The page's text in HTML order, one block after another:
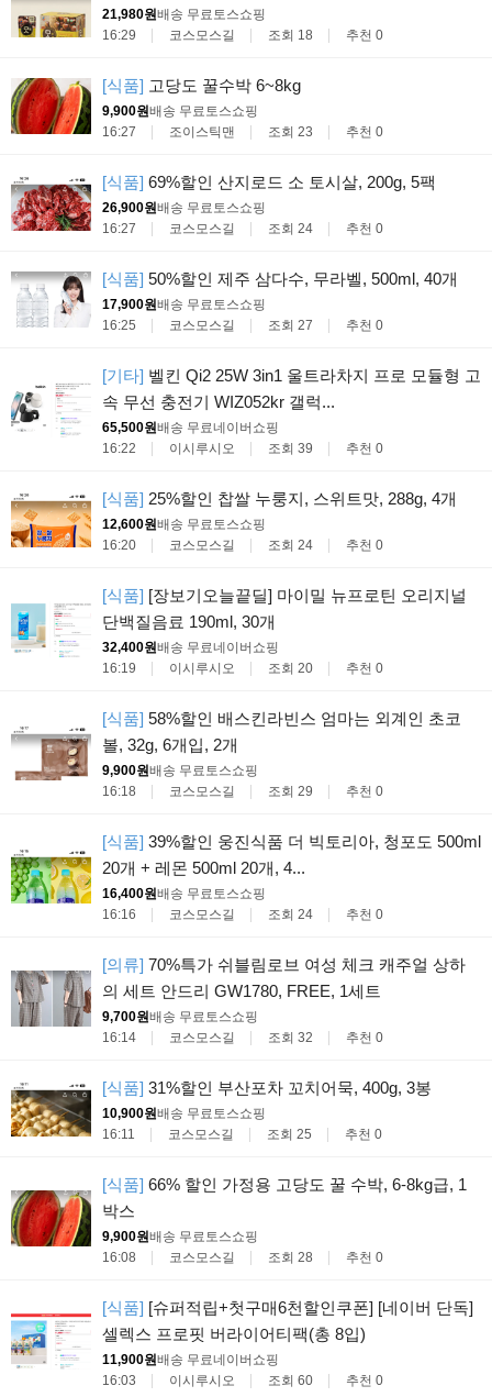
21,980원배송 무료토스쇼핑
16:29
코스모스길 조회 18 추천 0
[식품] 고당도 꿀수박 6~8kg
9,900원배송 무료토스쇼핑
16:27
조이스틱맨 조회 23 추천 0
[식품] 69%할인 산지로드 소 토시살, 200g, 5팩
26,900원배송 무료토스쇼핑
16:27
코스모스길 조회 24 추천 0
[식품] 50%할인 제주 삼다수, 무라벨, 500ml, 40개
17,900원배송 무료토스쇼핑
16:25
코스모스길 조회 27 추천 0
[기타] 벨킨 Qi2 25W 3in1 울트라차지 프로 모듈형 고
속 무선 충전기 WIZ052kr 갤럭...
65,500원배송 무료네이버쇼핑
16:22
이시루시오 조회 39 추천 0
[식품] 25%할인 찹쌀 누룽지, 스위트맛, 288g, 4개
12,600원배송 무료토스쇼핑
16:20
코스모스길 조회 24 추천 0
[식품] [장보기오늘끝딜] 마이밀 뉴프로틴 오리지널
단백질음료 190ml, 30개
32,400원배송 무료네이버쇼핑
16:19
이시루시오 조회 20 추천 0
[식품] 58%할인 배스킨라빈스 엄마는 외계인 초코
볼, 32g, 6개입, 2개
9,900원배송 무료토스쇼핑
16:18
코스모스길 조회 29 추천 0
[식품] 39%할인 웅진식품 더 빅토리아, 청포도 500ml
20개 + 레몬 500ml 20개, 4...
16,400원배송 무료토스쇼핑
16:16
코스모스길 조회 24 추천 0
[의류] 70%특가 쉬블림로브 여성 체크 캐주얼 상하
의 세트 안드리 GW1780, FREE, 1세트
9,700원배송 무료토스쇼핑
16:14
코스모스길 조회 32 추천 0
[식품] 31%할인 부산포차 꼬치어묵, 400g, 3봉
10,900원배송 무료토스쇼핑
16:11
코스모스길 조회 25 추천 0
[식품] 66% 할인 가정용 고당도 꿀 수박, 6-8kg급, 1
박스
9,900원배송 무료토스쇼핑
16:08
코스모스길 조회 28 추천 0
[식품] [슈퍼적립+첫구매6천할인쿠폰] [네이버 단독]
셀렉스 프로핏 버라이어티팩(총 8입)
11,900원배송 무료네이버쇼핑
16:03
이시루시오 조회 60 추천 0